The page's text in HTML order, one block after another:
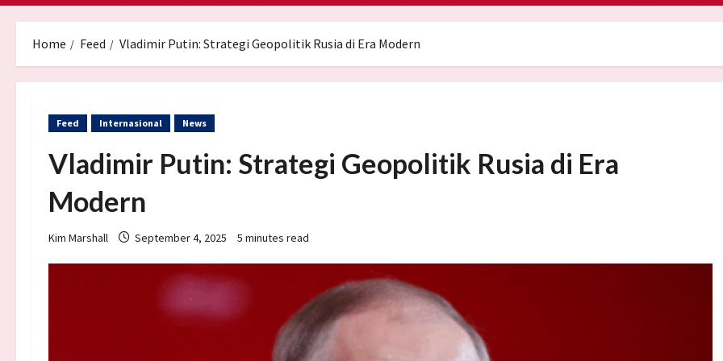
Home Feed Vladimir Putin: Strategi Geopolitik Rusia di Era Modern
Feed Internasional News
Vladimir Putin: Strategi Geopolitik Rusia di Era
Modern
Kim Marshall September 4, 2025 5 minutes read